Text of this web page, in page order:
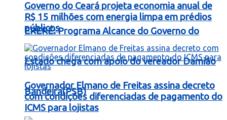
ERERÉ: Programa Alcance do Governo do
Estado chega com apoio do vereador Damião
Bandeira(PSB)
Governo do Ceará projeta economia anual de
R$ 15 milhões com energia limpa em prédios
públicos
Governador Elmano de Freitas assina decreto
com condições diferenciadas de pagamento do
ICMS para lojistas